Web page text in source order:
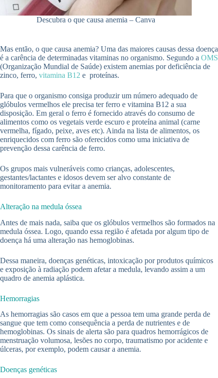
Descubra o que causa anemia – Canva
Mas então, o que causa anemia? Uma das maiores causas dessa doença
é a carência de determinadas vitaminas no organismo. Segundo a OMS
(Organização Mundial de Saúde) existem anemias por deficiência de
zinco, ferro, vitamina B12 e proteínas.
Para que o organismo consiga produzir um número adequado de
glóbulos vermelhos ele precisa ter ferro e vitamina B12 a sua
disposição. Em geral o ferro é fornecido através do consumo de
alimentos como os vegetais verde escuro e proteína animal (carne
vermelha, fígado, peixe, aves etc). Ainda na lista de alimentos, os
enriquecidos com ferro são oferecidos como uma iniciativa de
prevenção dessa carência de ferro.
Os grupos mais vulneráveis como crianças, adolescentes,
gestantes/lactantes e idosos devem ser alvo constante de
monitoramento para evitar a anemia.
Alteração na medula óssea
Antes de mais nada, saiba que os glóbulos vermelhos são formados na
medula óssea. Logo, quando essa região é afetada por algum tipo de
doença há uma alteração nas hemoglobinas.
Dessa maneira, doenças genéticas, intoxicação por produtos químicos
e exposição à radiação podem afetar a medula, levando assim a um
quadro de anemia aplástica.
Hemorragias
As hemorragias são casos em que a pessoa tem uma grande perda de
sangue que tem como consequência a perda de nutrientes e de
hemoglobinas. Os sinais de alerta são para quadros hemorrágicos de
menstruação volumosa, lesões no corpo, traumatismo por acidente e
úlceras, por exemplo, podem causar a anemia.
Doenças genéticas